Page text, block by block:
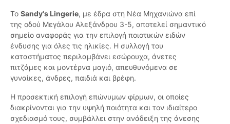
Το Sandy's Lingerie, με έδρα στη Νέα Μηχανιώνα επί
της οδού Μεγάλου Αλεξάνδρου 3-5, αποτελεί σημαντικό
σημείο αναφοράς για την επιλογή ποιοτικών ειδών
ένδυσης για όλες τις ηλικίες. Η συλλογή του
καταστήματος περιλαμβάνει εσώρουχα, άνετες
πιτζάμες και μοντέρνα μαγιό, απευθυνόμενα σε
γυναίκες, άνδρες, παιδιά και βρέφη.
Η προσεκτική επιλογή επώνυμων φίρμων, οι οποίες
διακρίνονται για την υψηλή ποιότητα και τον ιδιαίτερο
σχεδιασμό τους, συμβάλλει στην ανάδειξη της άνεσης